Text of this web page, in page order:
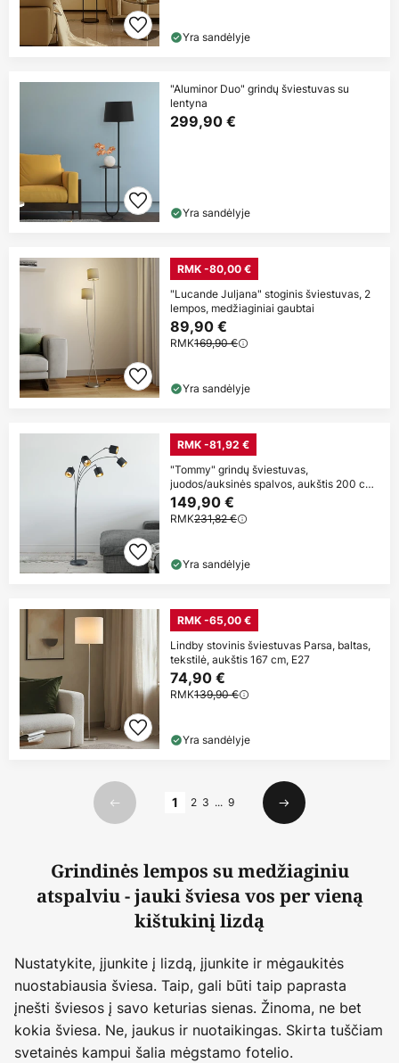
Yra sandėlyje
"Aluminor Duo" grindų šviestuvas su
lentyna
299,90 €
Yra sandėlyje
RMK -80,00 €
"Lucande Juljana" stoginis šviestuvas, 2
lempos, medžiaginiai gaubtai
89,90 €
RMK169,90 €
Yra sandėlyje
RMK -81,92 €
"Tommy" grindų šviestuvas,
juodos/auksinės spalvos, aukštis 200 cm,
5
149,90 €
RMK231,82 €
Yra sandėlyje
RMK -65,00 €
Lindby stovinis šviestuvas Parsa, baltas,
tekstilė, aukštis 167 cm, E27
74,90 €
RMK139,90 €
Yra sandėlyje
Ankstesnis
1 2 3 ... 9
Kitas
Grindinės lempos su medžiaginiu
atspalviu - jauki šviesa vos per vieną
kištukinį lizdą
Nustatykite, įjunkite į lizdą, įjunkite ir mėgaukitės
nuostabiausia šviesa. Taip, gali būti taip paprasta
įnešti šviesos į savo keturias sienas. Žinoma, ne bet
kokia šviesa. Ne, jaukus ir nuotaikingas. Skirta tuščiam
svetainės kampui šalia mėgstamo fotelio.